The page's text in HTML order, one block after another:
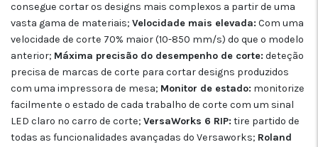
consegue cortar os designs mais complexos a partir de uma
vasta gama de materiais; Velocidade mais elevada: Com uma
velocidade de corte 70% maior (10-850 mm/s) do que o modelo
anterior; Máxima precisão do desempenho de corte: deteção
precisa de marcas de corte para cortar designs produzidos
com uma impressora de mesa; Monitor de estado: monitorize
facilmente o estado de cada trabalho de corte com um sinal
LED claro no carro de corte; VersaWorks 6 RIP: tire partido de
todas as funcionalidades avançadas do Versaworks; Roland